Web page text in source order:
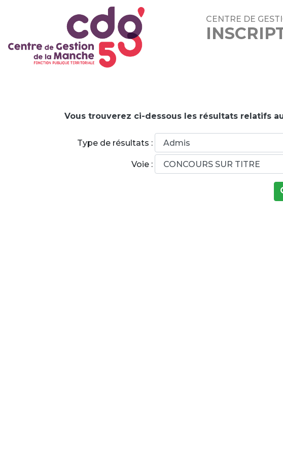
CENTRE DE
Vous trouverez ci-dessous les résultats relatifs au
Type de résultats :
Voie :